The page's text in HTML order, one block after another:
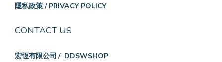
隱私政策 / PRIVACY POLICY
CONTACT US
宏恆有限公司 / DDSWSHOP